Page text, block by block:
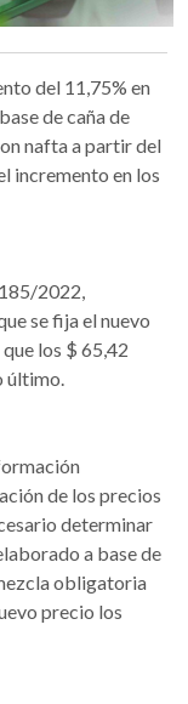
del 11,75% en
de caña de
nafta a partir del
incremento en los
2022,
se fija el nuevo
los $ 65,42
último.
de los precios
determinar
a base de
obligatoria
precio los